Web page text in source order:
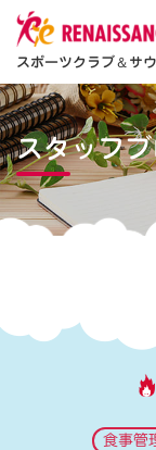
スポーツクラブ＆サ
スタッフ
食事管